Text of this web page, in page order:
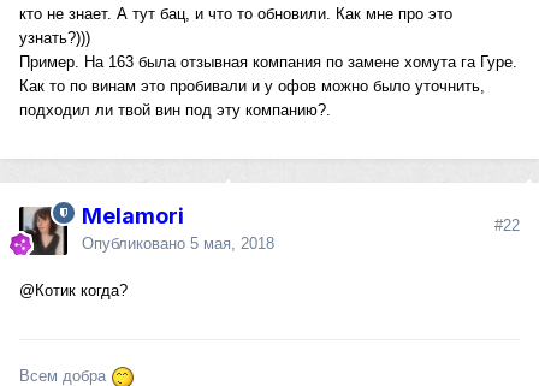
кто не знает. А тут бац, и что то обновили. Как мне про это
узнать?)))
Пример. На 163 была отзывная компания по замене хомута га Гуре.
Как то по винам это пробивали и у офов можно было уточнить,
подходил ли твой вин под эту компанию?.
Melamori
Опубликовано 5 мая, 2018
#22
@Котик когда?
Всем добра